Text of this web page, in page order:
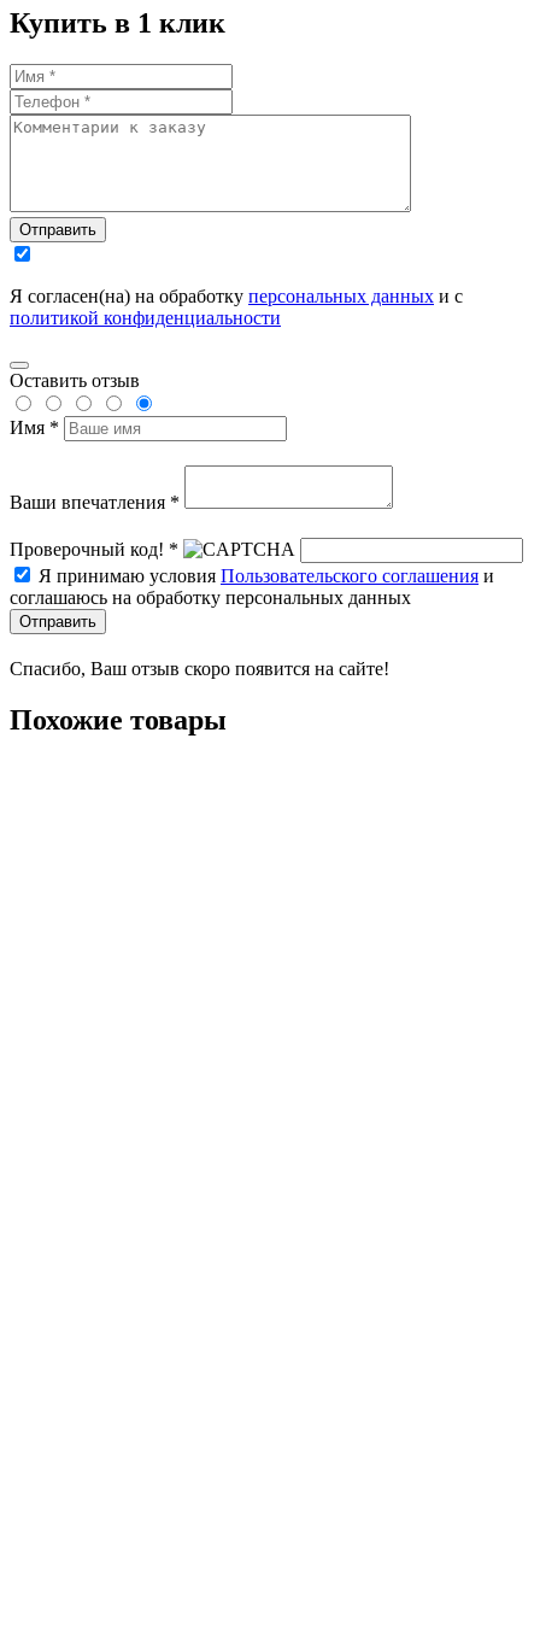
Купить в 1 клик
Отправить
Я согласен(на) на обработку персональных данных и с
политикой конфиденциальности
Оставить отзыв
Имя *
Ваши впечатления *
Проверочный код! *
Я принимаю условия Пользовательского соглашения и
соглашаюсь на обработку персональных данных
Отправить
Спасибо, Ваш отзыв скоро появится на сайте!
Похожие товары